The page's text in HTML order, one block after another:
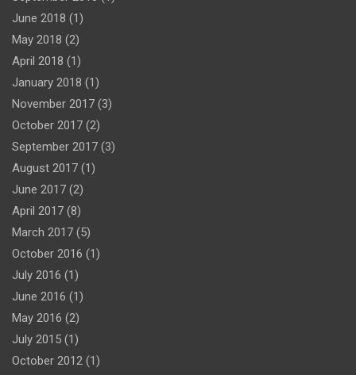
June 2018 (1)
May 2018 (2)
April 2018 (1)
January 2018 (1)
November 2017 (3)
October 2017 (2)
September 2017 (3)
August 2017 (1)
June 2017 (2)
April 2017 (8)
March 2017 (5)
October 2016 (1)
July 2016 (1)
June 2016 (1)
May 2016 (2)
July 2015 (1)
October 2012 (1)